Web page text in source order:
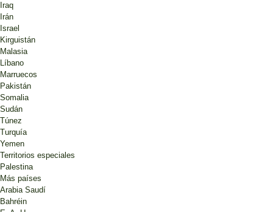
Iraq
Irán
Israel
Kirguistán
Malasia
Líbano
Marruecos
Pakistán
Somalia
Sudán
Túnez
Turquía
Yemen
Territorios especiales
Palestina
Más países
Arabia Saudí
Bahréin